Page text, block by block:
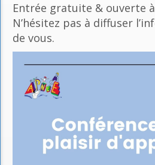
Entrée gratuite & ouverte
N’hésitez pas à diffuser
de vous.